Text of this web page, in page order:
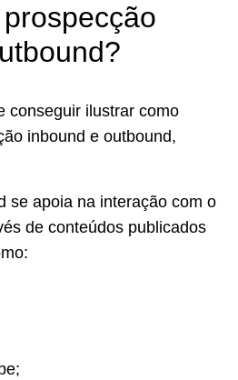
conseguir ilustrar como
inbound e outbound,
se apoia na interação com o
de conteúdos publicados